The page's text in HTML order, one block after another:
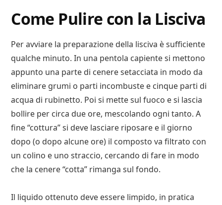
Come Pulire con la Lisciva
Per avviare la preparazione della lisciva è sufficiente
qualche minuto. In una pentola capiente si mettono
appunto una parte di cenere setacciata in modo da
eliminare grumi o parti incombuste e cinque parti di
acqua di rubinetto. Poi si mette sul fuoco e si lascia
bollire per circa due ore, mescolando ogni tanto. A
fine “cottura” si deve lasciare riposare e il giorno
dopo (o dopo alcune ore) il composto va filtrato con
un colino e uno straccio, cercando di fare in modo
che la cenere “cotta” rimanga sul fondo.
Il liquido ottenuto deve essere limpido, in pratica